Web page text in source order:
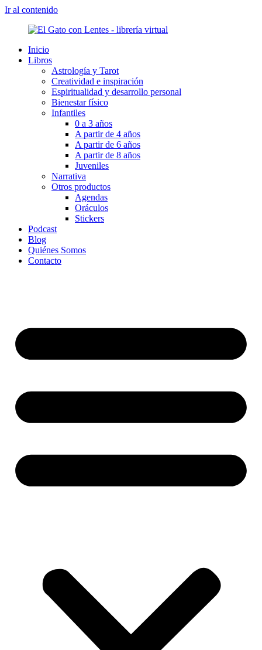
Ir al contenido
Inicio
Libros
Astrología y Tarot
Creatividad e inspiración
Espiritualidad y desarrollo personal
Bienestar físico
Infantiles
0 a 3 años
A partir de 4 años
A partir de 6 años
A partir de 8 años
Juveniles
Narrativa
Otros productos
Agendas
Oráculos
Stickers
Podcast
Blog
Quiénes Somos
Contacto